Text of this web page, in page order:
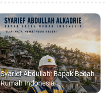
Syarief Abdullah: Bapak Bedah
Rumah Indonesia